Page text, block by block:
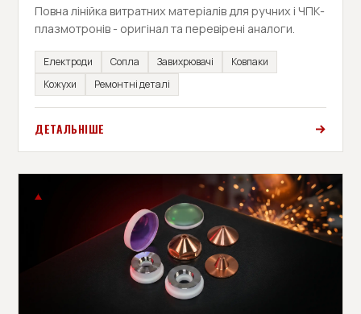
Повна лінійка витратних матеріалів для ручних і ЧПК-
плазмотронів - оригінал та перевірені аналоги.
Електроди Сопла Завихрювачі
Ковпаки
Кожухи
Ремонтні деталі
ДЕТАЛЬНІШЕ